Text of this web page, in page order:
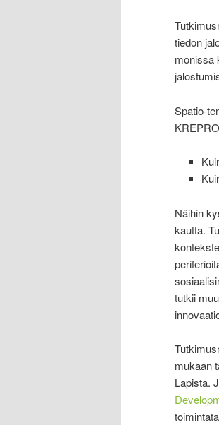
tiedon
monissa
Spatio-
Näihin
kautta.
tutkii
mukaan
Lapista.